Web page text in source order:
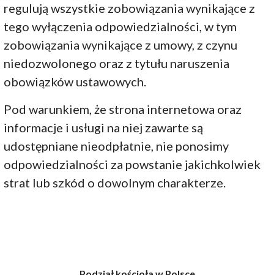
regulują wszystkie zobowiązania wynikające z
tego wyłączenia odpowiedzialności, w tym
zobowiązania wynikające z umowy, z czynu
niedozwolonego oraz z tytułu naruszenia
obowiązków ustawowych.
Pod warunkiem, że strona internetowa oraz
informacje i usługi na niej zawarte są
udostępniane nieodpłatnie, nie ponosimy
odpowiedzialności za powstanie jakichkolwiek
strat lub szkód o dowolnym charakterze.